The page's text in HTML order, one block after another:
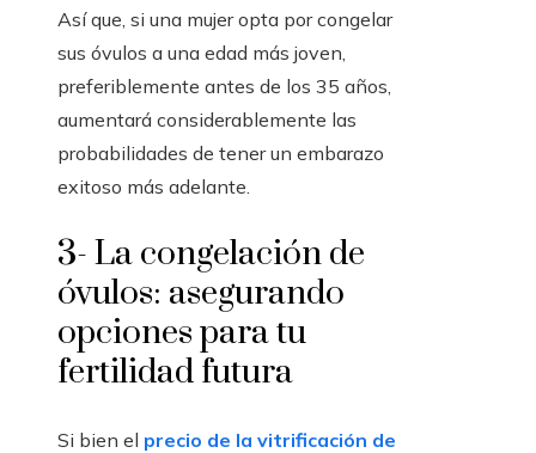
Así que, si una mujer opta por congelar
sus óvulos a una edad más joven,
preferiblemente antes de los 35 años,
aumentará considerablemente las
probabilidades de tener un embarazo
exitoso más adelante.
3- La congelación de
óvulos: asegurando
opciones para tu
fertilidad futura
Si bien el precio de la vitrificación de